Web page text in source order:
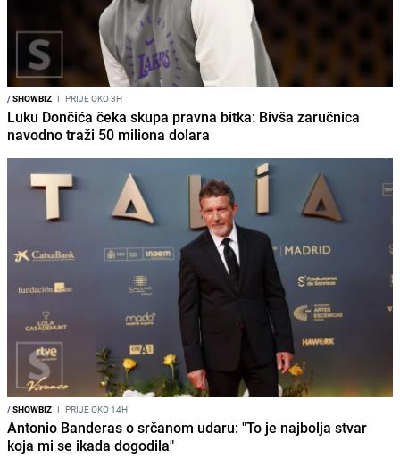
/SHOWBIZ I PRIJE OKO 3H
Luku Dončića čeka skupa pravna bitka: Bivša zaručnica
navodno traži 50 miliona dolara
/SHOWBIZ I PRIJE OKO 14H
Antonio Banderas o srčanom udaru: "To je najbolja stvar
koja mi se ikada dogodila"